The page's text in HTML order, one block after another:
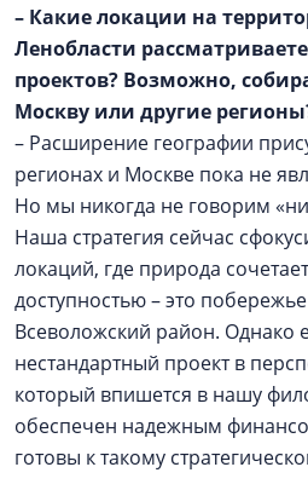
– Какие локации на
Ленобласти
проектов? Возможно,
Москву или другие
– Расширение географии
регионах и Москве пока не
Но мы никогда не говорим
Наша стратегия сейчас
локаций, где природа
доступностью – это
Всеволожский район. Однако
нестандартный проект в
который впишется в нашу
обеспечен надежным
готовы к такому